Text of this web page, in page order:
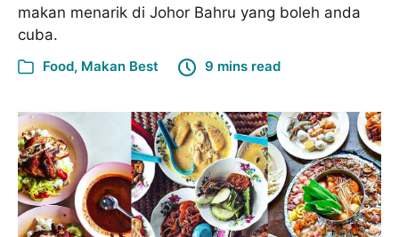
makan menarik di Johor Bahru yang boleh anda
cuba.
Food, Makan Best 9 mins read